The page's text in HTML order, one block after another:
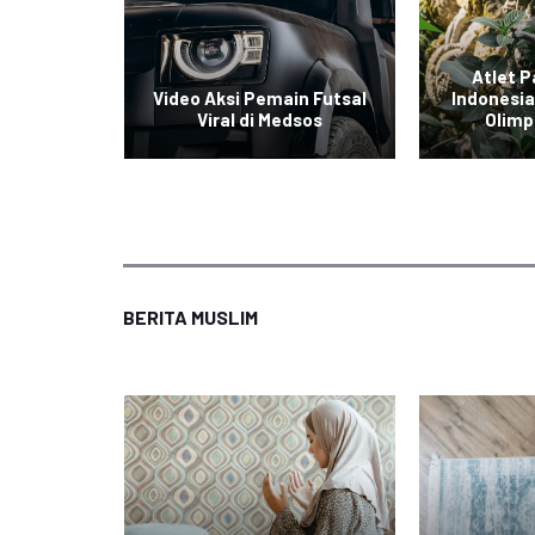
Video Aksi Pemain Futsal
Viral di Medsos
Atlet
BERITA MUSLIM